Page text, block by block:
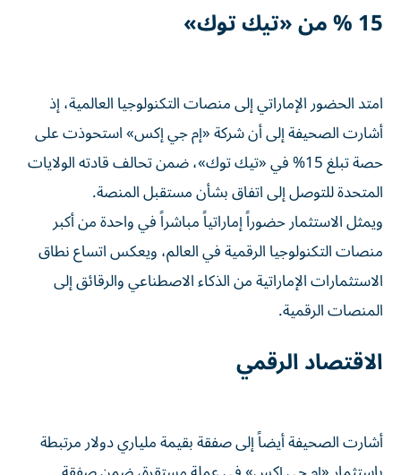
15 % من «تيك توك»
امتد الحضور الإماراتي إلى منصات التكنولوجيا العالمية، إذ
أشارت الصحيفة إلى أن شركة «إم جي إكس» استحوذت على
حصة تبلغ 15% في «تيك توك»، ضمن تحالف قادته الولايات
المتحدة للتوصل إلى اتفاق بشأن مستقبل المنصة.
ويمثل الاستثمار حضوراً إماراتياً مباشراً في واحدة من أكبر
منصات التكنولوجيا الرقمية في العالم، ويعكس اتساع نطاق
الاستثمارات الإماراتية من الذكاء الاصطناعي والرقائق إلى
المنصات الرقمية.
الاقتصاد الرقمي
أشارت الصحيفة أيضاً إلى صفقة بقيمة ملياري دولار مرتبطة